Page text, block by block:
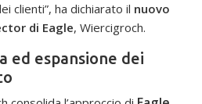
clienti”, ha dichiarato il nuovo
di Eagle, Wiercigroch.
ed espansione dei